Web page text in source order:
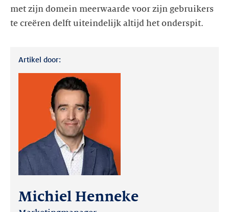
met zijn domein meerwaarde voor zijn gebruikers
te creëren delft uiteindelijk altijd het onderspit.
Artikel door:
Michiel Henneke